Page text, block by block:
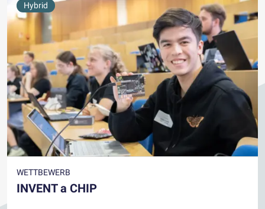
Hybrid
WETTBEWERB
INVENT a CHIP